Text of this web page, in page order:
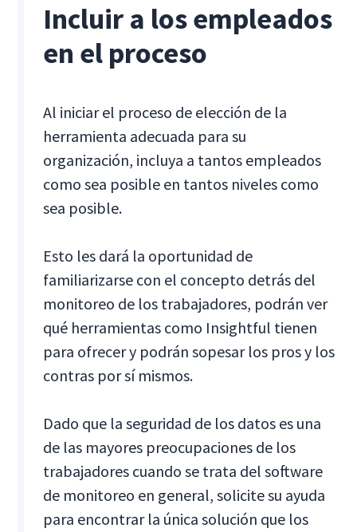
Incluir a los empleados
en el proceso
Al iniciar el proceso de elección de la
herramienta adecuada para su
organización, incluya a tantos empleados
como sea posible en tantos niveles como
sea posible.
Esto les dará la oportunidad de
familiarizarse con el concepto detrás del
monitoreo de los trabajadores, podrán ver
qué herramientas como Insightful tienen
para ofrecer y podrán sopesar los pros y los
contras por sí mismos.
Dado que la seguridad de los datos es una
de las mayores preocupaciones de los
trabajadores cuando se trata del software
de monitoreo en general, solicite su ayuda
para encontrar la única solución que los